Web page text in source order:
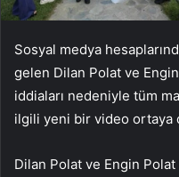
Sosyal medya
gelen Dilan Polat ve Engin
iddiaları nedeniyle tüm
ilgili yeni bir video ortaya
Dilan Polat ve Engin